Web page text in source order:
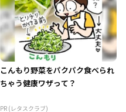
こんもり野菜をパクパク食べられ
ちゃう健康ワザって？
PR (レタスクラブ)